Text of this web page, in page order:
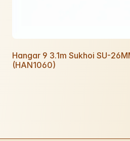
Hangar 9 3.1m Sukhoi SU-
(HAN1060)